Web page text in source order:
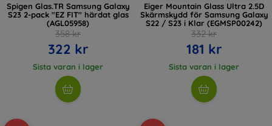
Spigen Glas.TR Samsung Galaxy
S23 2-pack "EZ FIT" härdat glas
(AGL05958)
358 kr
322 kr
Sista varan i lager
Eiger Mountain Glass Ultra 2.5D
Skärmskydd för Samsung Galaxy
S22 / S23 i Klar (EGMSP00242)
332 kr
181 kr
Sista varan i lager